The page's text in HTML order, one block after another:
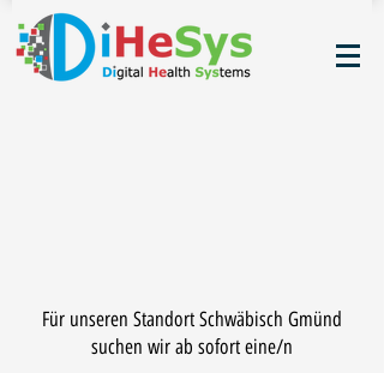
Für unseren Standort Schwäbisch Gmünd
suchen wir ab sofort eine/n